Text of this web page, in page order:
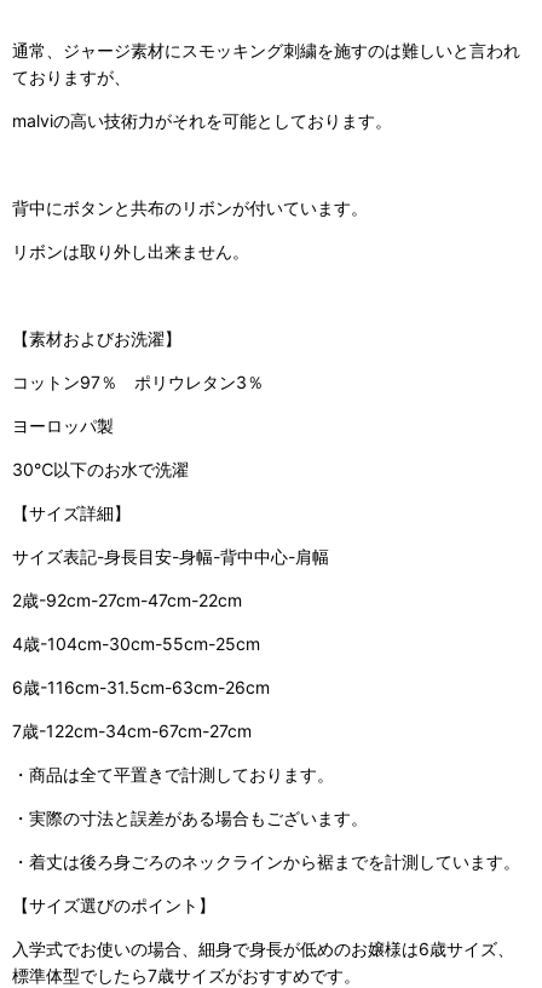
通常、ジャージ素材にスモッキング刺繍を施すのは難しいと言われ
ておりますが、
malviの高い技術力がそれを可能としております。
背中にボタンと共布のリボンが付いています。
リボンは取り外し出来ません。
【素材およびお洗濯】
コットン97％ ポリウレタン3％
ヨーロッパ製
30℃以下のお水で洗濯
【サイズ詳細】
サイズ表記-身長目安-身幅-背中中心-肩幅
2歳-92cm-27cm-47cm-22cm
4歳-104cm-30cm-55cm-25cm
6歳-116cm-31.5cm-63cm-26cm
7歳-122cm-34cm-67cm-27cm
・商品は全て平置きで計測しております。
・実際の寸法と誤差がある場合もございます。
・着丈は後ろ身ごろのネックラインから裾までを計測しています。
【サイズ選びのポイント】
入学式でお使いの場合、細身で身長が低めのお嬢様は6歳サイズ、
標準体型でしたら7歳サイズがおすすめです。